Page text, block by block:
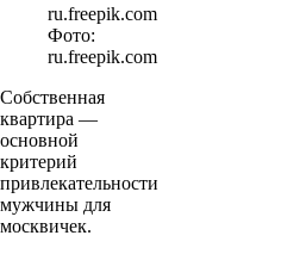
Фото:
ru.freepik.com
Собственная
квартира —
основной
критерий
привлекательности
мужчины для
москвичек.